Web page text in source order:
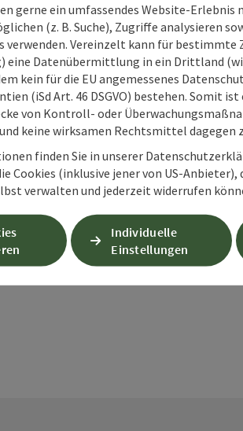
erstellen Beitrag drucken
gerne ein umfassendes Website-Erlebnis
(z. B. Suche), Zugriffe analysieren
verwenden. Vereinzelt kann für bestimmte
eine Datenübermittlung in ein Drittland
kein für die EU angemessenes
(iSd Art. 46 DSGVO) bestehen. Somit
von Kontroll- oder
keine wirksamen Rechtsmittel dagegen
finden Sie in unserer
Cookies (inklusive jener von US-Anbieter),
verwalten und jederzeit widerrufen
Individuelle
Einstellungen